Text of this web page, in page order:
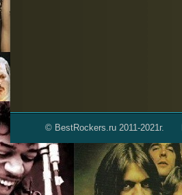
© BestRockers.ru 2011-2021г.